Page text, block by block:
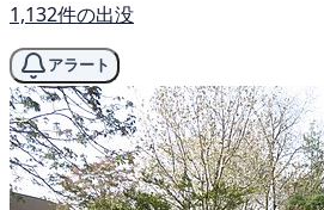
1,132件の出没
アラート